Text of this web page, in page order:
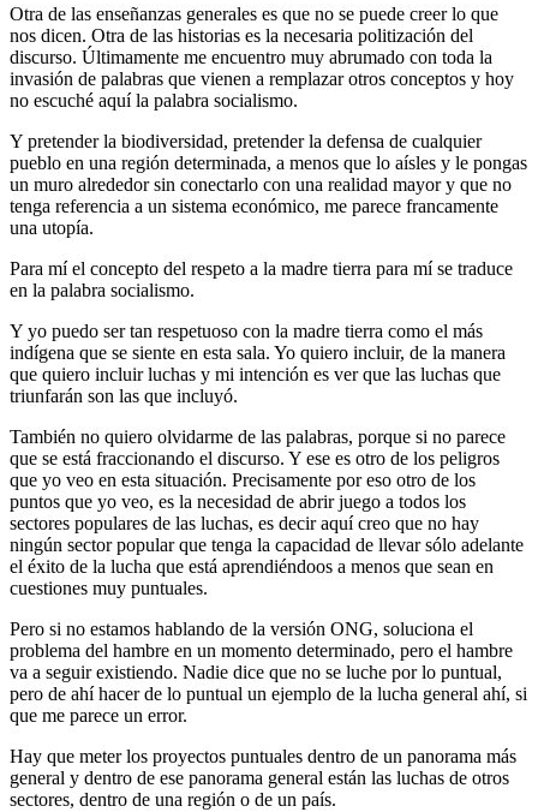
Otra de las enseñanzas generales es que no se puede creer lo que
nos dicen. Otra de las historias es la necesaria politización del
discurso. Últimamente me encuentro muy abrumado con toda la
invasión de palabras que vienen a remplazar otros conceptos y hoy
no escuché aquí la palabra socialismo.
Y pretender la biodiversidad, pretender la defensa de cualquier
pueblo en una región determinada, a menos que lo aísles y le pongas
un muro alrededor sin conectarlo con una realidad mayor y que no
tenga referencia a un sistema económico, me parece francamente
una utopía.
Para mí el concepto del respeto a la madre tierra para mí se traduce
en la palabra socialismo.
Y yo puedo ser tan respetuoso con la madre tierra como el más
indígena que se siente en esta sala. Yo quiero incluir, de la manera
que quiero incluir luchas y mi intención es ver que las luchas que
triunfarán son las que incluyó.
También no quiero olvidarme de las palabras, porque si no parece
que se está fraccionando el discurso. Y ese es otro de los peligros
que yo veo en esta situación. Precisamente por eso otro de los
puntos que yo veo, es la necesidad de abrir juego a todos los
sectores populares de las luchas, es decir aquí creo que no hay
ningún sector popular que tenga la capacidad de llevar sólo adelante
el éxito de la lucha que está aprendiéndoos a menos que sean en
cuestiones muy puntuales.
Pero si no estamos hablando de la versión ONG, soluciona el
problema del hambre en un momento determinado, pero el hambre
va a seguir existiendo. Nadie dice que no se luche por lo puntual,
pero de ahí hacer de lo puntual un ejemplo de la lucha general ahí, si
que me parece un error.
Hay que meter los proyectos puntuales dentro de un panorama más
general y dentro de ese panorama general están las luchas de otros
sectores, dentro de una región o de un país.